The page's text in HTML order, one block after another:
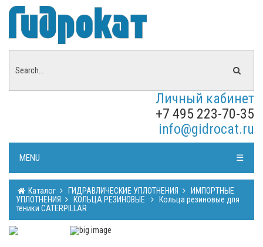
Личный кабинет
+7 495 223-70-35
info@gidrocat.ru
MENU ☰
Каталог ГИДРАВЛИЧЕСКИЕ УПЛОТНЕНИЯ
ИМПОРТНЫЕ
УПЛОТНЕНИЯ
КОЛЬЦА РЕЗИНОВЫЕ
Кольца резиновые для
теники CATERPILLAR